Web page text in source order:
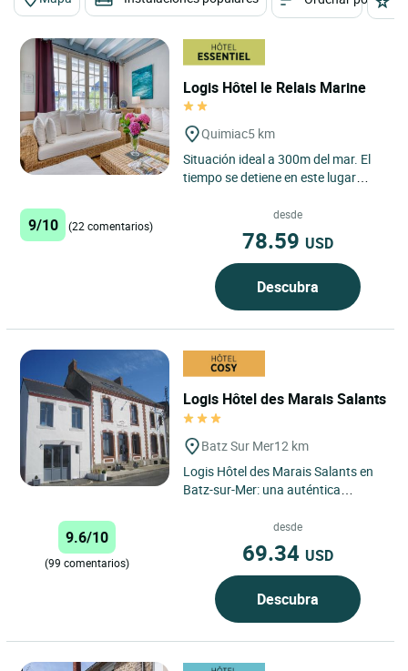
Logis Hôtel le Relais Marine
Quimiac5 km
Situación ideal a 300m del mar. El
tiempo se detiene en este lugar
habitaciones cómodas y
agradables,...
9/10 (22 comentarios)
desde
78.59 USD
Descubra
Logis Hôtel des Marais Salants
Batz Sur Mer12 km
Logis Hôtel des Marais Salants en
Batz-sur-Mer: una auténtica
Situado en el corazón...
9.6/10
(99 comentarios)
desde
69.34 USD
Descubra